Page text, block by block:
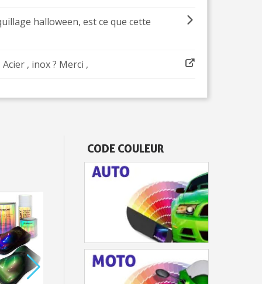
France Métropolitaine
pour 250€ d'achats
dès 30€ d'achats
moins d'1 minute
des bons d'achat
halloween, est ce que cette
, inox ? Merci ,
CODE COULEUR